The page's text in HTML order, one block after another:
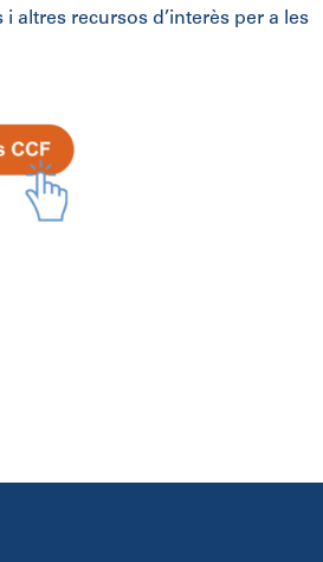
altres recursos d’interès per a les